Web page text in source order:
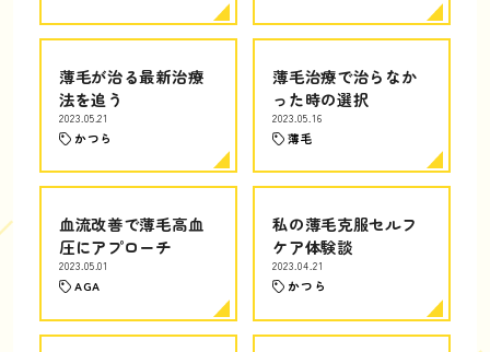
薄毛が治る最新治療
法を追う
2023.05.21
かつら
薄毛治療で治らなか
った時の選択
2023.05.16
薄毛
血流改善で薄毛高血
圧にアプローチ
2023.05.01
AGA
私の薄毛克服セルフ
ケア体験談
2023.04.21
かつら